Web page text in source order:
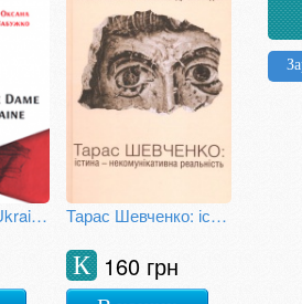
Notre Dame D'Ukraine: українка в конфлікті міфологій Тарас Шевченко: істина - некомунікативна реальність
160 грн
К